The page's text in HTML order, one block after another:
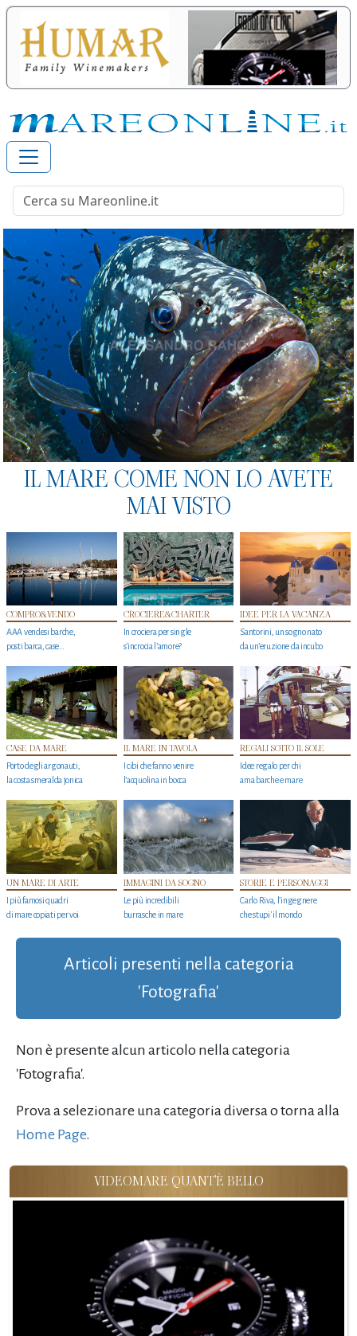
IL MARE COME NON LO AVETE
MAI VISTO
COMPRO&VENDO
AAA vendesi barche,
posti barca, case…
CROCIERE&CHARTER
In crociera per single
s'incrocia l’amore?
IDEE PER LA VACANZA
Santorini, un sogno nato
da un’eruzione da incubo
CASE DA MARE
Porto degli argonauti,
la costa smeralda jonica
IL MARE IN TAVOLA
I cibi che fanno venire
l’acquolina in bocca
REGALI SOTTO IL SOLE
Idee regalo per chi
ama barche e mare
UN MARE DI ARTE
I più famosi quadri
di mare copiati per voi
IMMAGINI DA SOGNO
Le più incredibili
burrasche in mare
STORIE E PERSONAGGI
Carlo Riva, l’ingegnere
che stupi' il mondo
Articoli presenti nella categoria
'Fotografia'
Non è presente alcun articolo nella categoria
'Fotografia'.
Prova a selezionare una categoria diversa o torna alla
Home Page.
VIDEOMARE QUANT'È BELLO